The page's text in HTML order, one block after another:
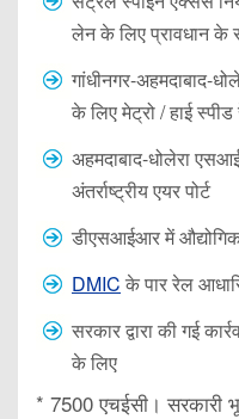
लेन के लिए प्रावधान के
गांधीनगर-अहमदाबाद-
के लिए मेट्रो / हाई
अहमदाबाद-धोलेरा
अंतर्राष्ट्रीय एयर पोर्ट
डीएसआईआर में
DMIC के पार रेल
सरकार द्वारा की गई
के लिए
* 7500 एचईसी। सरकारी